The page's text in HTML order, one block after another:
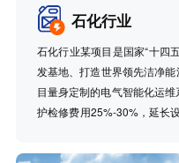
石化行业
石化行业某项目是国家“十四
发基地、打造世界领先洁净
目量身定制的电气智能化运
护检修费用25%-30%，延长